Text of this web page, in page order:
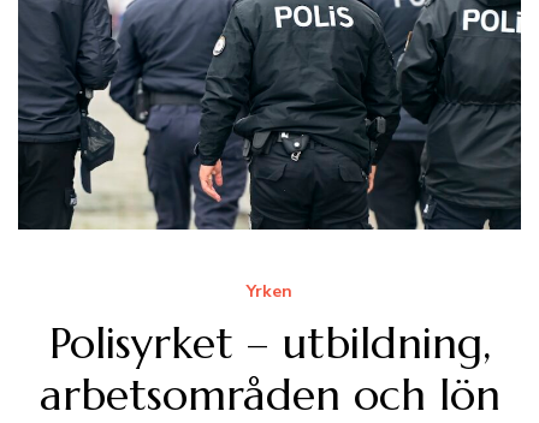
Yrken
Polisyrket – utbildning,
arbetsområden och lön